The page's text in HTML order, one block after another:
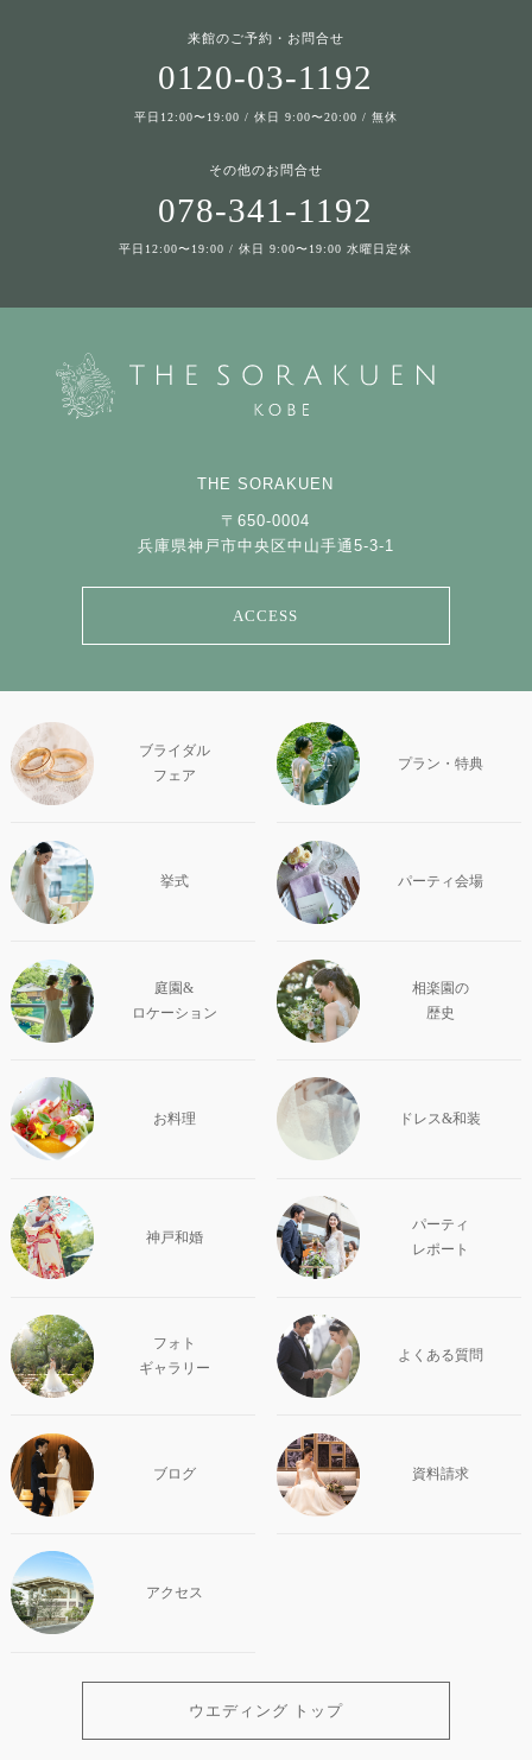
来館のご予約・お問合せ
0120-03-1192
平日12:00〜19:00 / 休日 9:00〜20:00 / 無休
その他のお問合せ
078-341-1192
平日12:00〜19:00 / 休日 9:00〜19:00 水曜日定休
THE SORAKUEN
〒650-0004
兵庫県神戸市中央区中山手通5-3-1
ACCESS
ブライダル
フェア
プラン・特典
挙式 パーティ会場
庭園&
ロケーション
相楽園の
歴史
お料理 ドレス&和装
神戸和婚
パーティ
レポート
フォト
ギャラリー
よくある質問
ブログ 資料請求
アクセス
ウエディング トップ